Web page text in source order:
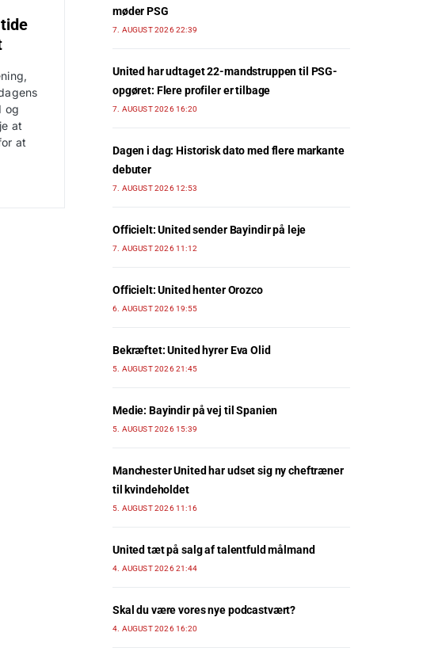
og
at
at
møder PSG
7. AUGUST 2026 22:39
United har udtaget 22-mandstruppen til PSG-
opgøret: Flere profiler er tilbage
7. AUGUST 2026 16:20
Dagen i dag: Historisk dato med flere markante
debuter
7. AUGUST 2026 12:53
Officielt: United sender Bayindir på leje
7. AUGUST 2026 11:12
Officielt: United henter Orozco
6. AUGUST 2026 19:55
Bekræftet: United hyrer Eva Olid
5. AUGUST 2026 21:45
Medie: Bayindir på vej til Spanien
5. AUGUST 2026 15:39
Manchester United har udset sig ny cheftræner
til kvindeholdet
5. AUGUST 2026 11:16
United tæt på salg af talentfuld målmand
4. AUGUST 2026 21:44
Skal du være vores nye podcastvært?
4. AUGUST 2026 16:20